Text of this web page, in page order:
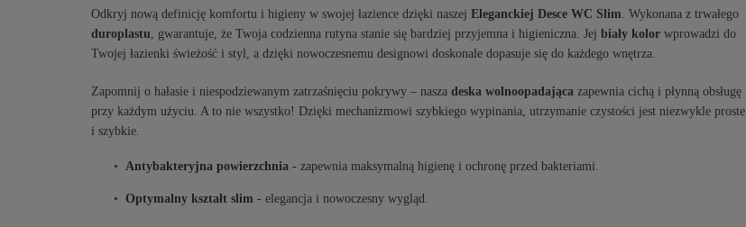
Odkryj nową definicję komfortu i higieny w swojej łazience dzięki naszej Eleganckiej Desce WC Slim . Wykonana z trwałego
duroplastu , gwarantuje, że Twoja codzienna rutyna stanie się bardziej przyjemna i higieniczna. Jej biały kolorwprowadzi do
Twojej łazienki świeżość i styl, a dzięki nowoczesnemu designowi doskonale dopasuje się do każdego wnętrza.
Zapomnij o hałasie i niespodziewanym zatrzaśnięciu pokrywy – nasza deska wolnoopadająca zapewnia cichą i płynną obsługę
przy każdym użyciu. A to nie wszystko! Dzięki mechanizmowi szybkiego wypinania, utrzymanie czystości jest niezwykle proste
i szybkie.
Antybakteryjna powierzchnia - zapewnia maksymalną higienę i ochronę przed bakteriami.
Optymalny kształt slim - elegancja i nowoczesny wygląd.